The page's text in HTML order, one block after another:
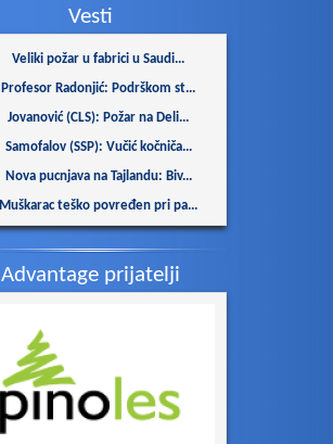
Vesti
Veliki požar u fabrici u Saudi...
Profesor Radonjić: Podrškom st...
Jovanović (CLS): Požar na Deli...
Samofalov (SSP): Vučić kočniča...
Nova pucnjava na Tajlandu: Biv...
Muškarac teško povređen pri pa...
Velike gužve na izlazu iz Srbi...
Azijska tržišta: Indeksi tjeda...
Vatra zahvatila više od 1.500...
Tajfun Delfin pogodio Kinu: Mi...
RHMZ objavio upozorenja na vis...
Masovni udar dronova na Tatars...
Advantage prijatelji